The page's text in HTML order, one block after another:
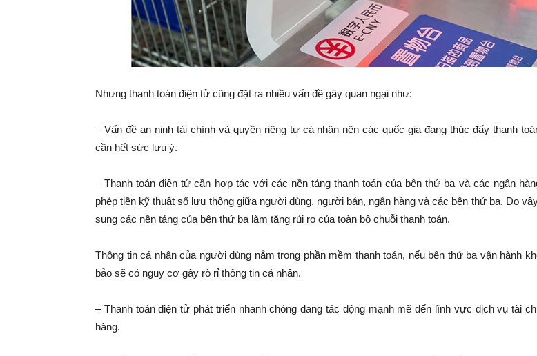
Nhưng thanh toán điện tử cũng đặt ra nhiều vấn đề gây quan ngại như:
– Vấn đề an ninh tài chính và quyền riêng tư cá nhân nên các quốc gia đang thúc đẩy thanh
cần hết sức lưu ý.
– Thanh toán điện tử cần hợp tác với các nền tảng thanh toán của bên thứ ba và các ngân
phép tiền kỹ thuật số lưu thông giữa người dùng, người bán, ngân hàng và các bên thứ ba. Do
sung các nền tảng của bên thứ ba làm tăng rủi ro của toàn bộ chuỗi thanh toán.
Thông tin cá nhân của người dùng nằm trong phần mềm thanh toán, nếu bên thứ ba vận hành
bảo sẽ có nguy cơ gây rò rỉ thông tin cá nhân.
– Thanh toán điện tử phát triển nhanh chóng đang tác động mạnh mẽ đến lĩnh vực dịch vụ tài
hàng.